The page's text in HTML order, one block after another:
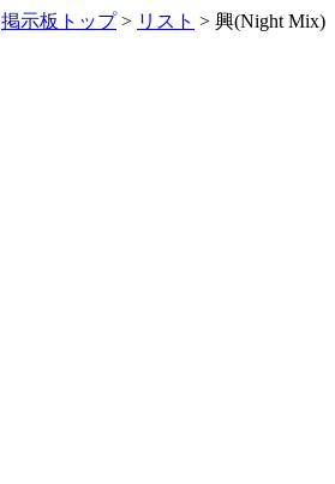
掲示板トップ> リスト > 興(Night Mix)